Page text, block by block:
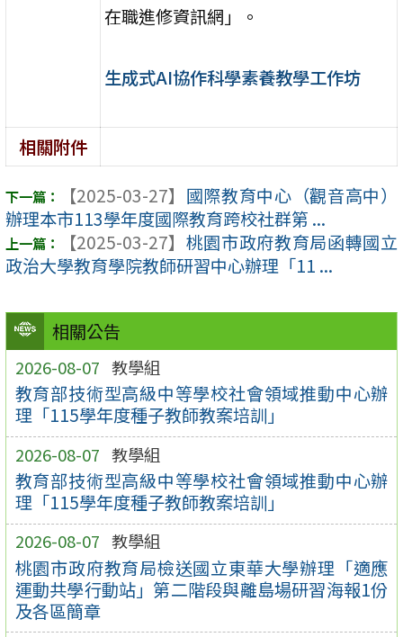
相關公告
2026-08-07 教學組
教育部技術型高級中等學校社會領域推動中心辦
理「115學年度種子教師教案培訓」
2026-08-07 教學組
教育部技術型高級中等學校社會領域推動中心辦
理「115學年度種子教師教案培訓」
2026-08-07 教學組
桃園市政府教育局檢送國立東華大學辦理「適應
運動共學行動站」第二階段與離島場研習海報1份
及各區簡章
在職進修資訊網」。
生成式AI協作科學素養教學工作坊
相關附件
【2025-03-27】 國際教育中心（觀音高中）
辦理本市113學年度國際教育跨校社群第 ...
【2025-03-27】 桃園市政府教育局函轉國立
政治大學教育學院教師研習中心辦理「11 ...